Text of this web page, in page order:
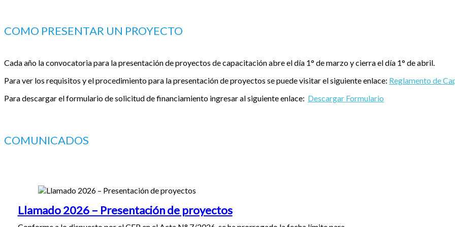
COMO PRESENTAR UN PROYECTO
Cada año la convocatoria para la presentación de proyectos de capacitación abre el día 1° de marzo y cierra el día 1° de abril.
Para ver los requisitos y el procedimiento para la presentación de proyectos se puede visitar el siguiente enlace: Reglamento de
Para descargar el formulario de solicitud de financiamiento ingresar al siguiente enlace: Descargar Formulario
COMUNICADOS
Llamado 2026 – Presentación de proyectos